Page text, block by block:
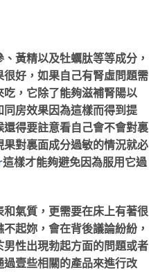
黃精以及牡蠣肽等等成分，
好，如果自己有腎虛問題需
，它除了能夠滋補腎陽以
房效果因為這樣而得到提
得要註意看自己會不會對裏
對裏面成分過敏的情況就必
這樣才能夠避免因為服用它過
氣質，更需要在床上有著很
起妳，會在背後議論紛紛，
性出現勃起方面的問題或者
壹些相關的產品來進行改